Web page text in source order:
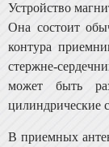
Устройство
Она состоит
контура
стержне-
может быть
цилиндрические
В приемных